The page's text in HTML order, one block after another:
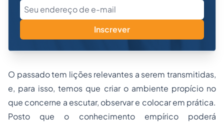
Inscrever
O passado tem lições relevantes a serem transmitidas,
e, para isso, temos que criar o ambiente propício no
que concerne a escutar, observar e colocar em prática.
Posto que o conhecimento empírico poderá